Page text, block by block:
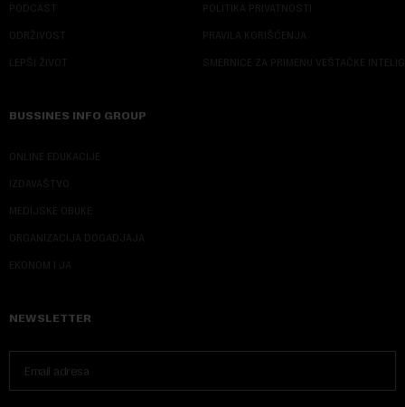
PODCAST
ODRŽIVOST
LEPŠI ŽIVOT
POLITIKA PRIVATNOSTI
PRAVILA KORIŠĆENJA
SMERNICE ZA PRIMENU VEŠTAČKE
BUSSINES INFO GROUP
ONLINE EDUKACIJE
IZDAVAŠTVO
MEDIJSKE OBUKE
ORGANIZACIJA DOGADJAJA
EKONOM I JA
NEWSLETTER